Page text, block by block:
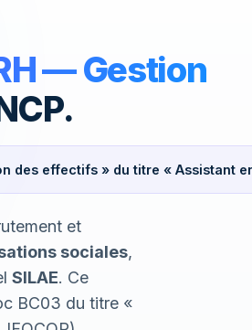
— Gestion
des effectifs » du titre « Assistant
et
sociales,
SILAE. Ce
BC03 du titre «